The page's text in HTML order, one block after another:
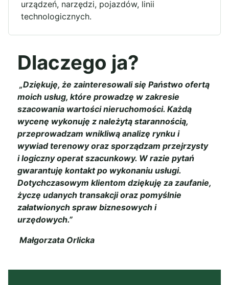
urządzeń, narzędzi, pojazdów, linii
technologicznych.
Dlaczego ja?
„Dziękuję, że zainteresowali się Państwo ofertą
moich usług, które prowadzę w zakresie
szacowania wartości nieruchomości. Każdą
wycenę wykonuję z należytą starannością,
przeprowadzam wnikliwą analizę rynku i
wywiad terenowy oraz sporządzam przejrzysty
i logiczny operat szacunkowy. W razie pytań
gwarantuję kontakt po wykonaniu usługi.
Dotychczasowym klientom dziękuję za zaufanie,
życzę udanych transakcji oraz pomyślnie
załatwionych spraw biznesowych i
urzędowych.”
Małgorzata Orlicka